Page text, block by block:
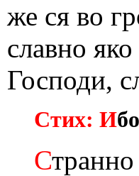
же ся во
славно
Господи,
Стих: И
С